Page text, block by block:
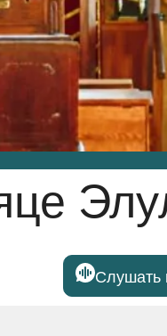
Слушать